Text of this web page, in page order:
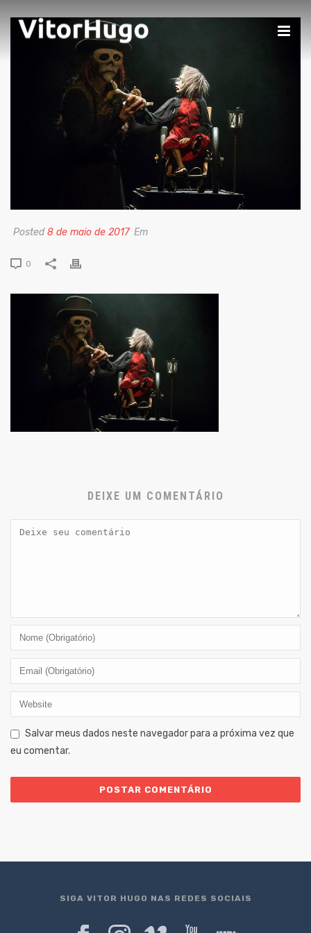
Posted8 de maio de 2017 Em
0
DEIXE UM COMENTÁRIO
Salvar meus dados neste navegador para a próxima vez que
eu comentar.
SIGA VITOR HUGO NAS REDES SOCIAIS